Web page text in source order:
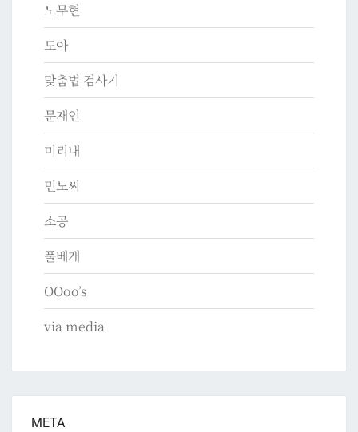
노무현
도아
맞춤법 검사기
문재인
미리내
민노씨
소공
풀베개
OOoo’s
via media
META